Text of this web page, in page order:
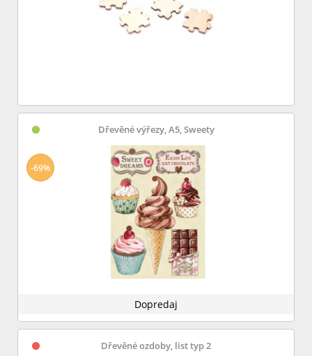
Dřevěné výřezy, A5, Sweety
Dopredaj
-69%
Dřevěné ozdoby, list typ 2